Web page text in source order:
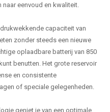
eenvoud en kwaliteit.
capaciteit van
zonder steeds een nieuwe
oplaadbare batterij van 850
benutten. Het grote reservoir
en consistente
of speciale gelegenheden.
geniet je van een optimale